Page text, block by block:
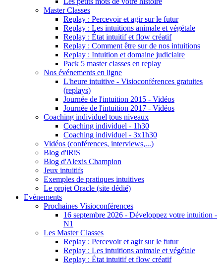
Master Classes
Replay : Percevoir et agir sur le futur
Replay : Les intuitions animale et végétale
Replay : État intuitif et flow créatif
Replay : Comment être sur de nos intuitions
Replay : Intuition et domaine judiciaire
Pack 5 master classes en replay
Nos événements en ligne
L'heure intuitive - Visioconférences gratuites
(replays)
Journée de l'intuition 2015 - Vidéos
Journée de l'intuition 2017 - Vidéos
Coaching individuel tous niveaux
Coaching individuel - 1h30
Coaching individuel - 3x1h30
Vidéos (conférences, interviews,...)
Blog d'iRiS
Blog d'Alexis Champion
Jeux intuitifs
Exemples de pratiques intuitives
Le projet Oracle (site dédié)
Evénements
Prochaines Visioconférences
16 septembre 2026 - Développez votre intuition -
N1
Les Master Classes
Replay : Percevoir et agir sur le futur
Replay : Les intuitions animale et végétale
Replay : État intuitif et flow créatif